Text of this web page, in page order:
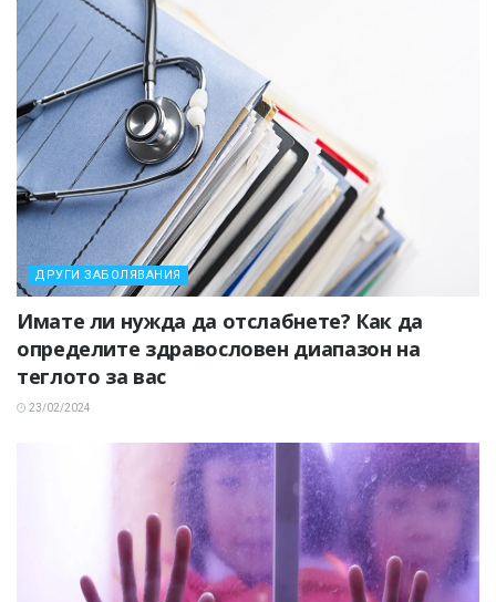
ДРУГИ ЗАБОЛЯВАНИЯ
Имате ли нужда да отслабнете? Как да
определите здравословен диапазон на
теглото за вас
23/02/2024